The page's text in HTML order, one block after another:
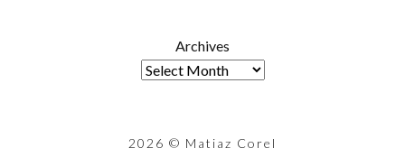
Archives
2026 © Matjaz Corel